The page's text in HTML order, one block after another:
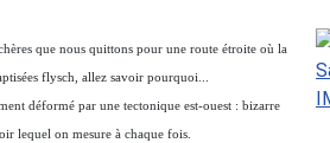
que nous quittons pour une route étroite où la
flysch, allez savoir pourquoi...
déformé par une tectonique est-ouest : bizarre
lequel on mesure à chaque fois.